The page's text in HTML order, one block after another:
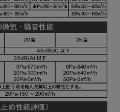
¥7,810（税抜価格 ￥
¥9,570（税抜価格 ￥
¥10,780（税抜価格 ￥
¥7,810（税抜価格 ￥